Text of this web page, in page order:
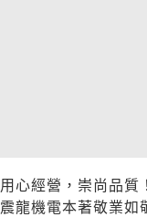
用心經營，崇尚品質！
震龍機電本著敬業如